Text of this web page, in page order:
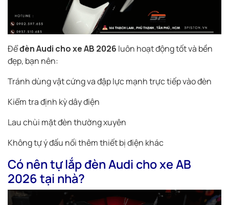
Đểđèn Audi cho xe AB 2026 luôn hoạt động tốt và bền
đẹp, bạn nên:
Tránh dùng vật cứng va đập lực mạnh trực tiếp vào đèn
Kiểm tra định kỳ dây điện
Lau chùi mặt đèn thường xuyên
Không tự ý đấu nối thêm thiết bị điện khác
Có nên tự lắp đèn Audi cho xe AB
2026 tại nhà?